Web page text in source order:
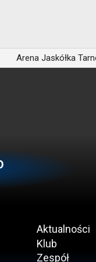
Arena Jaskółka
Aktualności
Klub
Zespół